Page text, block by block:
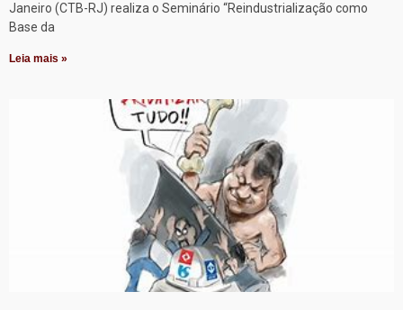
Janeiro (CTB-RJ) realiza o Seminário “Reindustrialização como
Base da
Leia mais »